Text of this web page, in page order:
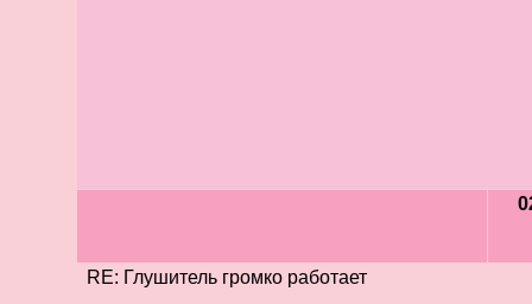
RE: Глушитель громко работает